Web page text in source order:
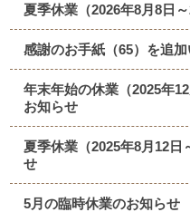
夏季休業（2026年8月8日
感謝のお手紙（65）を追加
年末年始の休業（2025年
お知らせ
夏季休業（2025年8月12日
せ
5月の臨時休業のお知らせ